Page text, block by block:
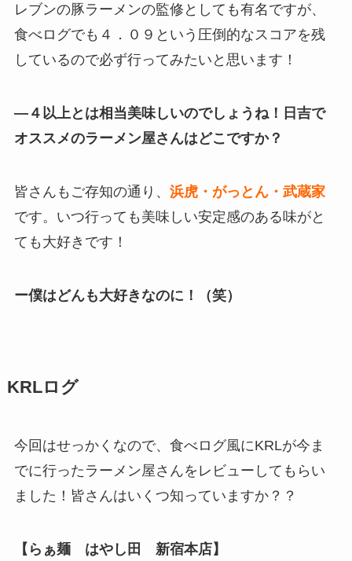
レブンの豚ラーメンの監修としても有名ですが、
食べログでも４．０９という圧倒的なスコアを残
しているので必ず行ってみたいと思います！
—４以上とは相当美味しいのでしょうね！日吉で
オススメのラーメン屋さんはどこですか？
皆さんもご存知の通り、 浜虎・がっとん・武蔵家
です。いつ行っても美味しい安定感のある味がと
ても大好きです！
ー僕はどんも大好きなのに！（笑）
KRLログ
今回はせっかくなので、食べログ風にKRLが今ま
でに行ったラーメン屋さんをレビューしてもらい
ました！皆さんはいくつ知っていますか？？
【らぁ麺 はやし田 新宿本店】